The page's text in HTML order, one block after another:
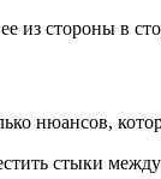
из стороны в
нюансов,
стыки